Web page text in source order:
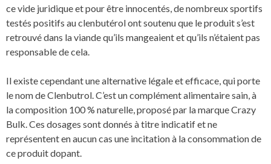
ce vide juridique et pour être innocentés, de nombreux sportifs
testés positifs au clenbutérol ont soutenu que le produit s’est
retrouvé dans la viande qu’ils mangeaient et qu’ils n’étaient pas
responsable de cela.
Il existe cependant une alternative légale et efficace, qui porte
le nom de Clenbutrol. C’est un complément alimentaire sain, à
la composition 100 % naturelle, proposé par la marque Crazy
Bulk. Ces dosages sont donnés à titre indicatif et ne
représentent en aucun cas une incitation à la consommation de
ce produit dopant.